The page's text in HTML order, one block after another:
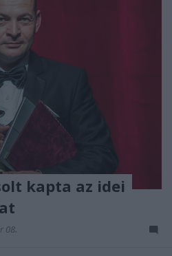
kapta az idei
08.